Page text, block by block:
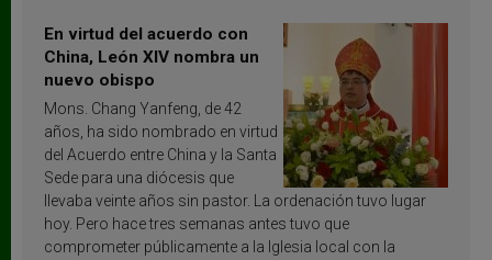
En virtud del acuerdo con
China, León XIV nombra un
nuevo obispo
Mons. Chang Yanfeng, de 42
años, ha sido nombrado en virtud
del Acuerdo entre China y la Santa
Sede para una diócesis que
llevaba veinte años sin pastor. La ordenación tuvo lugar
hoy. Pero hace tres semanas antes tuvo que
comprometer públicamente a la Iglesia local con la